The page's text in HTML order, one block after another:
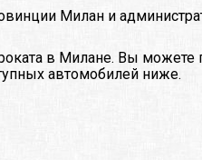
Милан и
в Милане. Вы можете
автомобилей ниже.